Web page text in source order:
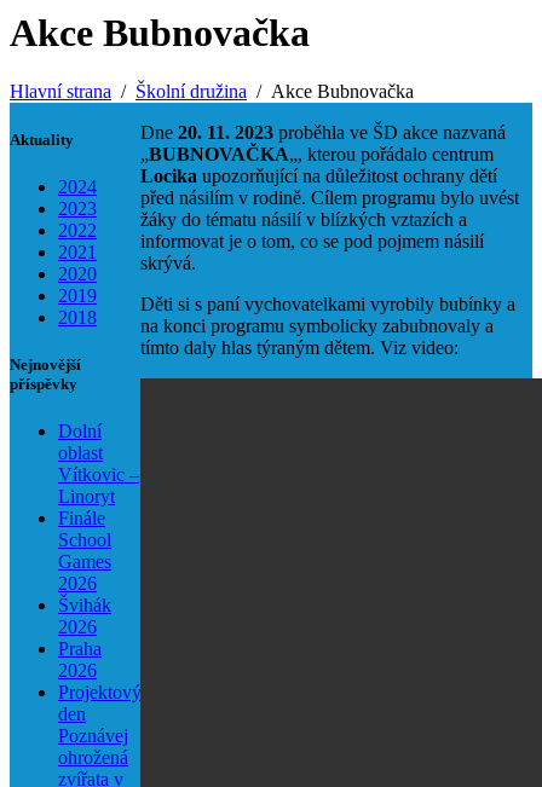
Akce Bubnovačka
Hlavní strana Školní družina Akce Bubnovačka
Aktuality
2024
2023
2022
2021
2020
2019
2018
Nejnovější
příspěvky
Dolní
oblast
Vítkovic –
Linoryt
Finále
School
Games
2026
Švihák
2026
Praha
2026
Projektový
den
Poznávej
ohrožená
zvířata v
Dne 20. 11. 2023 proběhla ve ŠD akce nazvaná
„BUBNOVAČKA„, kterou pořádalo centrum
Locika upozorňující na důležitost ochrany dětí
před násilím v rodině. Cílem programu bylo uvést
žáky do tématu násilí v blízkých vztazích a
informovat je o tom, co se pod pojmem násilí
skrývá.
Děti si s paní vychovatelkami vyrobily bubínky a
na konci programu symbolicky zabubnovaly a
tímto daly hlas týraným dětem. Viz video: